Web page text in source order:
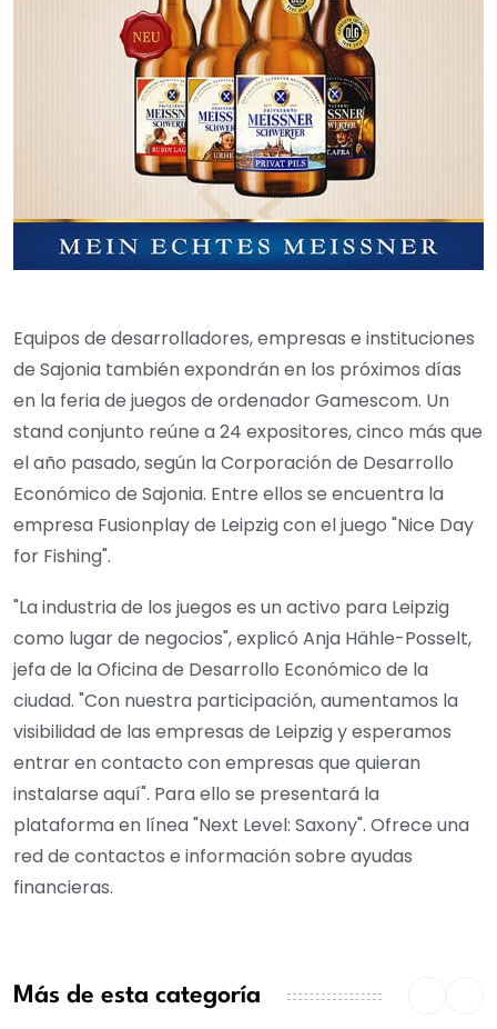
Equipos de desarrolladores, empresas e instituciones
de Sajonia también expondrán en los próximos días
en la feria de juegos de ordenador Gamescom. Un
stand conjunto reúne a 24 expositores, cinco más que
el año pasado, según la Corporación de Desarrollo
Económico de Sajonia. Entre ellos se encuentra la
empresa Fusionplay de Leipzig con el juego "Nice Day
for Fishing".
"La industria de los juegos es un activo para Leipzig
como lugar de negocios", explicó Anja Hähle-Posselt,
jefa de la Oficina de Desarrollo Económico de la
ciudad. "Con nuestra participación, aumentamos la
visibilidad de las empresas de Leipzig y esperamos
entrar en contacto con empresas que quieran
instalarse aquí". Para ello se presentará la
plataforma en línea "Next Level: Saxony". Ofrece una
red de contactos e información sobre ayudas
financieras.
Más de esta categoría